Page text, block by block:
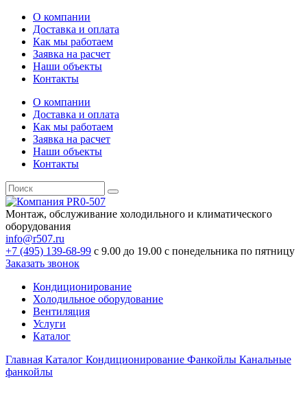
О компании
Доставка и оплата
Как мы работаем
Заявка на расчет
Наши объекты
Контакты
О компании
Доставка и оплата
Как мы работаем
Заявка на расчет
Наши объекты
Контакты
Монтаж, обслуживание холодильного и климатического
оборудования
info@r507.ru
+7 (495) 139-68-99 с 9.00 до 19.00 с понедельника по пятницу
Заказать звонок
Кондиционирование
Холодильное оборудование
Вентиляция
Услуги
Каталог
Главная Каталог Кондиционирование Фанкойлы Канальные
фанкойлы